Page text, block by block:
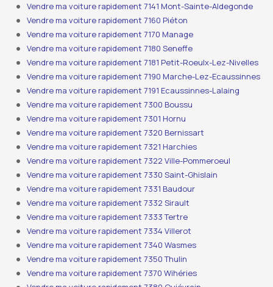
Vendre ma voiture rapidement 7141 Mont-Sainte-Aldegonde
Vendre ma voiture rapidement 7160 Piéton
Vendre ma voiture rapidement 7170 Manage
Vendre ma voiture rapidement 7180 Seneffe
Vendre ma voiture rapidement 7181 Petit-Roeulx-Lez-Nivelles
Vendre ma voiture rapidement 7190 Marche-Lez-Ecaussinnes
Vendre ma voiture rapidement 7191 Ecaussinnes-Lalaing
Vendre ma voiture rapidement 7300 Boussu
Vendre ma voiture rapidement 7301 Hornu
Vendre ma voiture rapidement 7320 Bernissart
Vendre ma voiture rapidement 7321 Harchies
Vendre ma voiture rapidement 7322 Ville-Pommeroeul
Vendre ma voiture rapidement 7330 Saint-Ghislain
Vendre ma voiture rapidement 7331 Baudour
Vendre ma voiture rapidement 7332 Sirault
Vendre ma voiture rapidement 7333 Tertre
Vendre ma voiture rapidement 7334 Villerot
Vendre ma voiture rapidement 7340 Wasmes
Vendre ma voiture rapidement 7350 Thulin
Vendre ma voiture rapidement 7370 Wihéries